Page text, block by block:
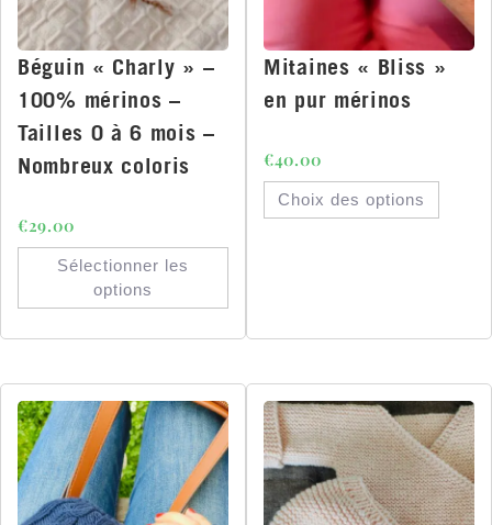
Béguin « Charly » –
100% mérinos –
Tailles 0 à 6 mois –
Nombreux coloris
€29.00
Sélectionner les
options
Mitaines « Bliss »
en pur mérinos
€40.00
Choix des options